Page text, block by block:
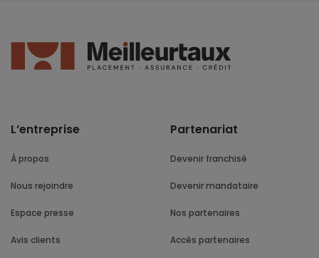
L’entreprise
À propos
Nous rejoindre
Espace presse
Avis clients
Partenariat
Devenir franchisé
Devenir mandataire
Nos partenaires
Accès partenaires